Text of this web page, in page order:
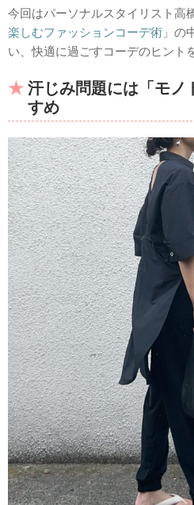
今回はパーソナルスタイリスト高
楽しむファッションコーデ術 」の
い、快適に過ごすコーデのヒント
汗じみ問題には「モノ
すめ